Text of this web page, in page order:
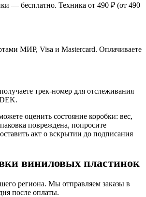
— бесплатно. Техника от 490 ₽ (от 490
МИР, Visa и Mastercard. Оплачиваете
трек-номер для отслеживания
оценить состояние коробки: вес,
повреждена, попросите
акт о вскрытии до подписания
виниловых пластинок
региона. Мы отправляем заказы в
после оплаты.